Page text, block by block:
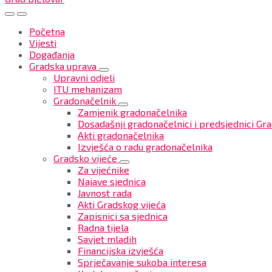
Početna
Vijesti
Događanja
Gradska uprava
Upravni odjeli
ITU mehanizam
Gradonačelnik
Zamjenik gradonačelnika
Dosadašnji gradonačelnici i predsjednici
Akti gradonačelnika
Izvješća o radu gradonačelnika
Gradsko vijeće
Za vijećnike
Najave sjednica
Javnost rada
Akti Gradskog vijeća
Zapisnici sa sjednica
Radna tijela
Savjet mladih
Financijska izvješća
Sprječavanje sukoba interesa